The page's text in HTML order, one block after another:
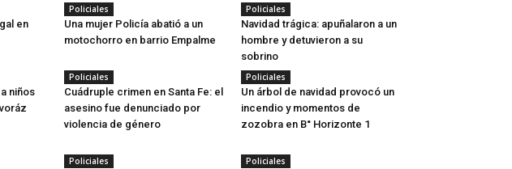
en
Policiales
Una mujer Policía abatió a un
motochorro en barrio Empalme
Policiales
Navidad trágica: apuñalaron a un
hombre y detuvieron a su
sobrino
niños
Policiales
Cuádruple crimen en Santa Fe: el
asesino fue denunciado por
violencia de género
Policiales
Un árbol de navidad provocó un
incendio y momentos de
zozobra en B° Horizonte 1
Policiales Policiales